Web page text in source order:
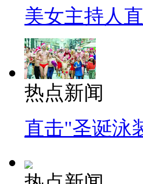
美女主持人
热点新闻
直击"圣诞泳